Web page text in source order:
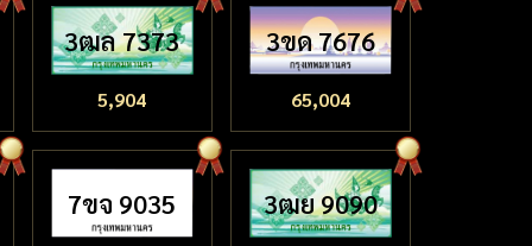
3ฒล 7373
5,904
3ขด 7676
65,004
7ขจ 9035 3ฒย 9090